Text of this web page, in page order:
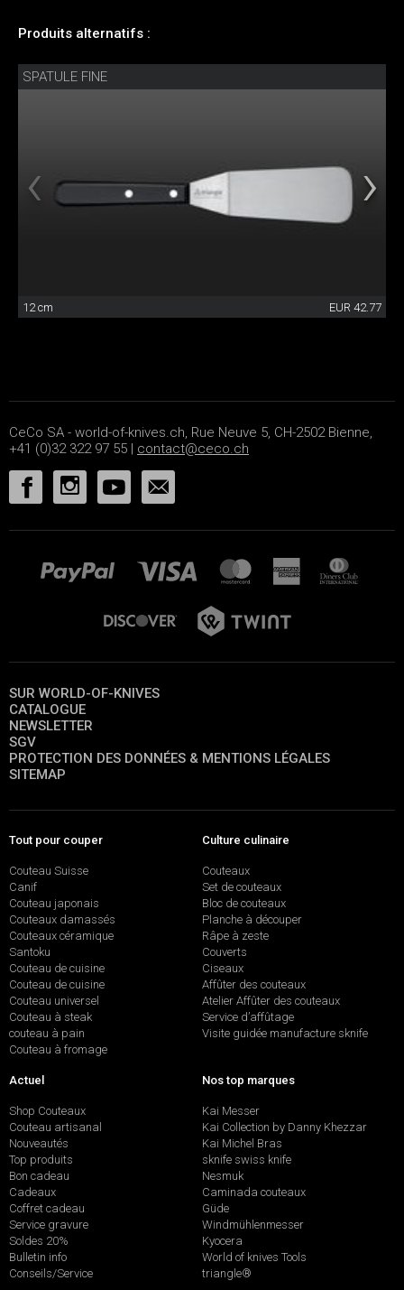
Produits alternatifs :
SPATULE FINE
12 cm EUR 42.77
CeCo SA - world-of-knives.ch, Rue Neuve 5, CH-2502 Bienne,
+41 (0)32 322 97 55 | contact@ceco.ch
SUR WORLD-OF-KNIVES
CATALOGUE
NEWSLETTER
SGV
PROTECTION DES DONNÉES & MENTIONS LÉGALES
SITEMAP
Tout pour couper
Couteau Suisse
Canif
Couteau japonais
Couteaux damassés
Couteaux céramique
Santoku
Couteau de cuisine
Couteau de cuisine
Couteau universel
Couteau à steak
couteau à pain
Couteau à fromage
Culture culinaire
Couteaux
Set de couteaux
Bloc de couteaux
Planche à découper
Râpe à zeste
Couverts
Ciseaux
Affûter des couteaux
Atelier Affûter des couteaux
Service d’affûtage
Visite guidée manufacture sknife
Actuel
Shop Couteaux
Couteau artisanal
Nouveautés
Top produits
Bon cadeau
Cadeaux
Coffret cadeau
Service gravure
Soldes 20%
Bulletin info
Conseils/Service
Nos top marques
Kai Messer
Kai Collection by Danny Khezzar
Kai Michel Bras
sknife swiss knife
Nesmuk
Caminada couteaux
Güde
Windmühlenmesser
Kyocera
World of knives Tools
triangle®